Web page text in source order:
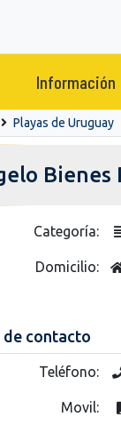
Información
Playas de Uruguay
Bienes
Categoría:
Domicilio:
de contacto
Teléfono:
Movil: